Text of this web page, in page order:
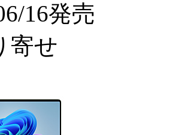
16発売
寄せ